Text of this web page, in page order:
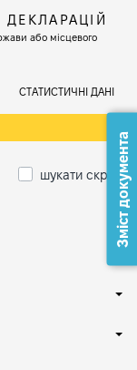
або місцевого
СТАТИСТИЧНІ ДАНІ
шукати скрізьЗміст документа